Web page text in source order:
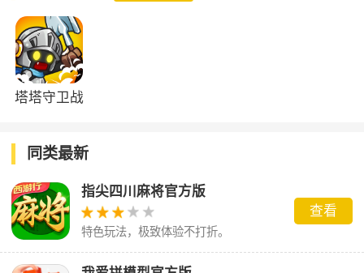
塔塔守卫战
同类最新
指尖四川麻将官方版
特色玩法，极致体验不打折。
查看